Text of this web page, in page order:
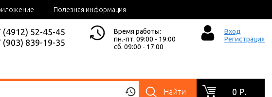
Полезная информация
(4912) 52-45-45
(903) 839-19-35
Время работы:
пн.-пт. 09:00 - 19:00
сб. 09:00 - 17:00
Вход
Регистрация
Найти 0 Р.